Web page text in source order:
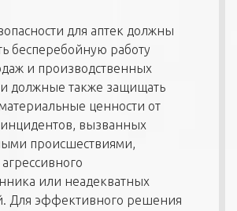
для аптек должны
бесперебойную работу
и производственных
должные также защищать
ценности от
вызванных
происшествиями,
или неадекватных
Для эффективного решения